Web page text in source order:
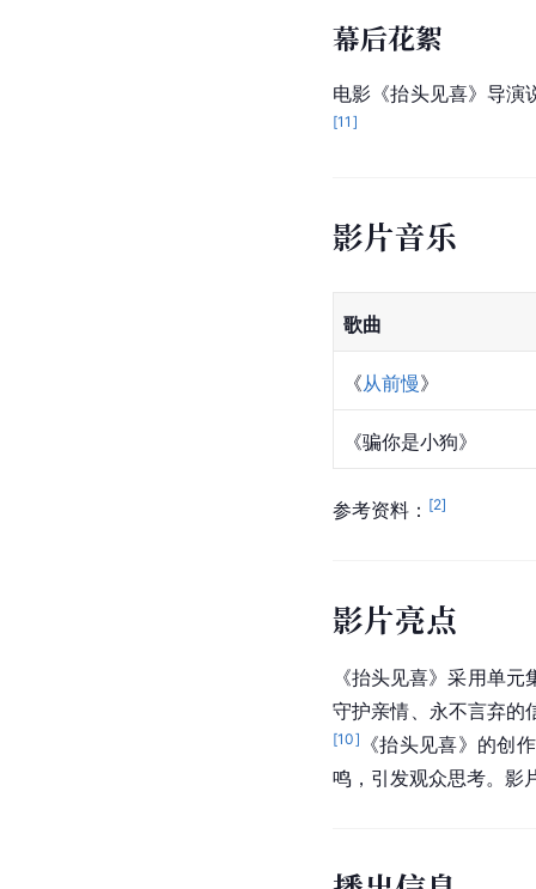
幕后花絮
电影《抬头见喜》导演
[11 ]
影片音乐
歌曲
《从前慢》
《骗你是小狗》
参考资料： [2]
影片亮点
《抬头见喜》采用单
守护亲情、永不言弃的
[10]
《抬头见喜》的创
鸣，引发观众思考。影